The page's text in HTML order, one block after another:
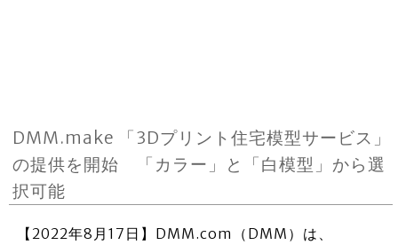
DMM.make 「3Dプリント住宅模型サービス」
の提供を開始 「カラー」と「白模型」から選
択可能
【2022年8月17日】DMM.com（DMM）は、